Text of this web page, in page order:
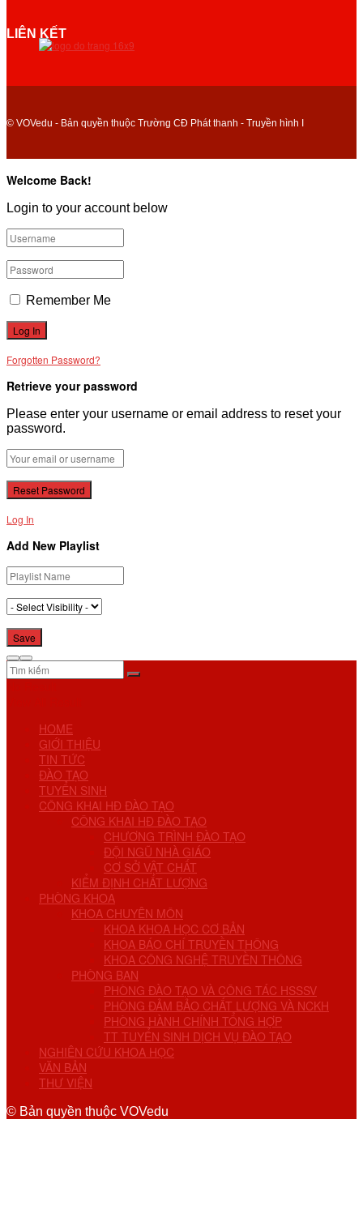
LIÊN KẾT
© VOVedu - Bản quyền thuộc Trường CĐ Phát thanh - Truyền hình I
Welcome Back!
Login to your account below
Remember Me
Forgotten Password?
Retrieve your password
Please enter your username or email address to reset your
password.
Log In
Add New Playlist
HOME
GIỚI THIỆU
TIN TỨC
ĐÀO TẠO
TUYỂN SINH
CÔNG KHAI HĐ ĐÀO TẠO
CÔNG KHAI HĐ ĐÀO TẠO
CHƯƠNG TRÌNH ĐÀO TẠO
ĐỘI NGŨ NHÀ GIÁO
CƠ SỞ VẬT CHẤT
KIỂM ĐỊNH CHẤT LƯỢNG
PHÒNG KHOA
KHOA CHUYÊN MÔN
KHOA KHOA HỌC CƠ BẢN
KHOA BÁO CHÍ TRUYỀN THÔNG
KHOA CÔNG NGHỆ TRUYỀN THÔNG
PHÒNG BAN
PHÒNG ĐÀO TẠO VÀ CÔNG TÁC HSSSV
PHÒNG ĐẢM BẢO CHẤT LƯỢNG VÀ NCKH
PHÒNG HÀNH CHÍNH TỔNG HỢP
TT TUYỂN SINH DỊCH VỤ ĐÀO TẠO
NGHIÊN CỨU KHOA HỌC
VĂN BẢN
THƯ VIỆN
© Bản quyền thuộc VOVedu